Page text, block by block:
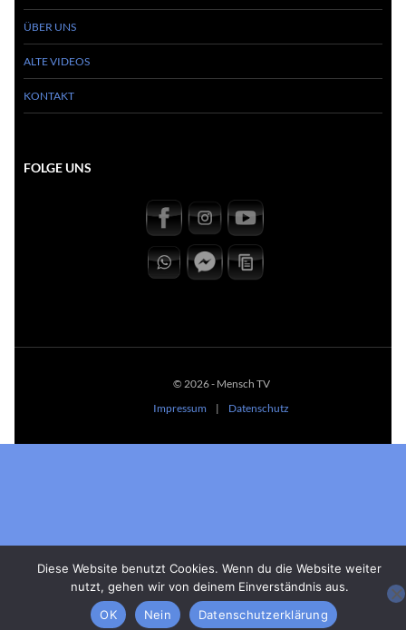
ÜBER UNS
ALTE VIDEOS
KONTAKT
FOLGE UNS
© 2026 - Mensch TV
Impressum
| Datenschutz
Diese Website benutzt Cookies. Wenn du die Website weiter
nutzt, gehen wir von deinem Einverständnis aus.
OK
Nein Datenschutzerklärung